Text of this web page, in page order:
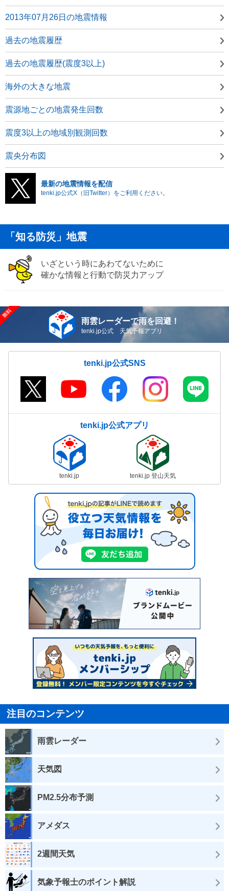
2013年07月26日の地震情報
過去の地震履歴
過去の地震履歴(震度3以上)
海外の大きな地震
震源地ごとの地震発生回数
震度3以上の地域別観測回数
震央分布図
最新の地震情報を配信
tenki.jp公式X（旧Twitter）をご利用ください。
「知る防災」地震
いざという時にあわてないために
確かな情報と行動で防災力アップ
雨雲レーダーで雨を回避！
tenki.jp公式 天気予報アプリ
tenki.jp公式SNS
tenki.jp公式アプリ
tenki.jp tenki.jp 登山天気
注目のコンテンツ
雨雲レーダー
天気図
PM2.5分布予測
アメダス
2週間天気
気象予報士のポイント解説